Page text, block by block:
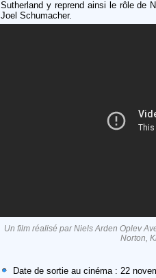
Sutherland y reprend ainsi le rôle de
Joel Schumacher.
Un film réalisé par Niels Arden Oplev
Norton,
Date de sortie au cinéma : 22